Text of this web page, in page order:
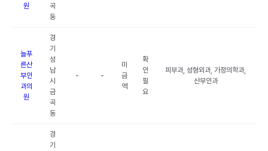
원
곡
동
늘푸
른산
부인
과의
원
경
기
성
남
시
금
곡
동
- -
미
금
역
확
인
필
요
피부과, 성형외과, 가정의학과,
산부인과
경
기